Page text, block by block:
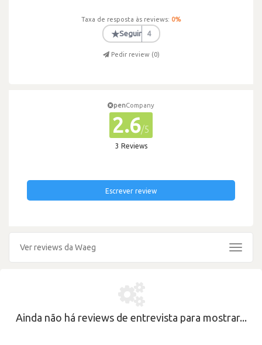
Taxa de resposta às reviews: 0%
★Seguir 4
Pedir review (0)
penCompany
2.6/5
3 Reviews
Escrever review
Ver reviews da Waeg
Toggle
Ainda não há reviews de entrevista para mostrar...